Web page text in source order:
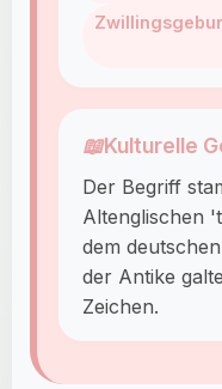
📖Kulturelle
Der Begriff
Altenglischen
dem
der Antike
Zeichen.